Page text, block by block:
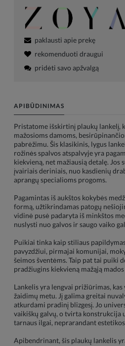
paklausti apie prekę
rekomenduoti draugui
pridėti savo apžvalgą
APIBŪDINIMAS
Pristatome išskirtinį plaukų lankelį,
mažosioms damoms,
pabrėžimu. Šis klasikinis, lygus
rožinės spalvos atspalvyje yra
kiekvieną, net mažiausią detalę. Jos
įvairiais deriniais, nuo kasdienių
aprangų specialioms progoms.
Pagamintas iš aukštos kokybės
formą, užtikrindamas patogų
vidinė pusė padaryta iš minkštos
nuslysti nuo galvos ir saugo vaiko
Puikiai tinka kaip stiliaus
pavyzdžiui, pirmajai komunijai,
šeimos šventėms. Taip pat tai puiki
pradžiugins kiekvieną mažąją
Lankelis yra lengvai prižiūrimas,
žaidimų metu. Jį galima greitai
atkurdami pradinį blizgesį. Jo
vaikiškų galvų, o tvirta konstrukcija
tarnaus ilgai, neprarandant
Apibendrinant, šis plaukų lankelis